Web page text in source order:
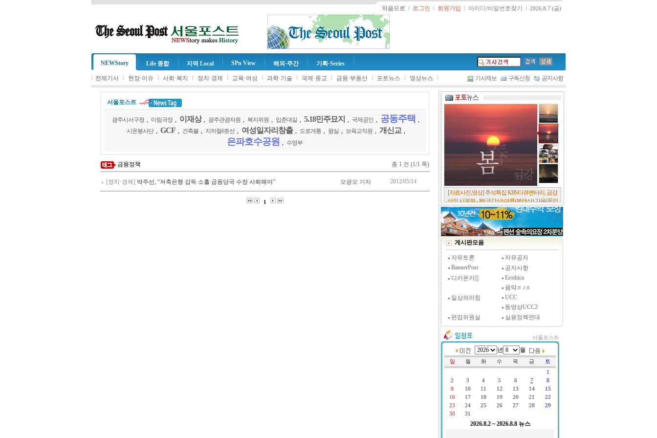
처음으로 l 로그인 l 회원가입 l 아이디/비밀번호찾기 l 2026.8.7 (금)
NEWStory Life 종합 지역 Local SPn View 해외·주간 기획·Series
l 전체기사 l 현장·이슈 l 사회·복지 l 정치·경제 l 교육·여성 l 과학·기술 l 국제·종교 l 금융·부동산 l 포토뉴스 l 영상뉴스 l 기사제보 구독신청 공지사항
서울포스트
광주시서구청 미림극장 이재상 광주관광자원 복지위원 입춘대길 5.18민주묘지 국제공인 공동주택
시온봉사단
GCF 건축불 지하철6호선 여성일자리창출 도로개통 왕실 보육교직원 개신교
은파호수공원 수영부
금융정책 총 1 건 (1/1 쪽)
[정치·경제] 박주선, “저축은행 감독 소홀 금융당국 수장 사퇴해야” 오광오 기자 2012/05/14
1
[서울포스트논단] 담배에 관한 추억, 연도별 우리
나라 금연정책 및 금연구역 확대 추이, 정부가 아
무리 더 해롭다고 사기를 쳐대도 피워 본 사람은
다 안다, 전자담배시장은 10년새 폭발적 증가세..
[시사저널 인터뷰] 윤방부 연세대 의대 명예교수,
"골초에게 전자담배를 허하라"
게시판모음
자유토론
자유공지
BannerPost
공지사항
디카폰카▒
Erothica
음악♬♪♬
일상의아침
UCC
동영상UCC2
편집위원실
실용정책연대
서울포스트